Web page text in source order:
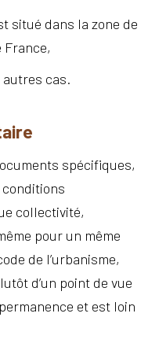
situé dans la zone de
France,
cas.
spécifiques,
conditions
collectivité,
pour un même
de l’urbanisme,
d’un point de vue
et est loin